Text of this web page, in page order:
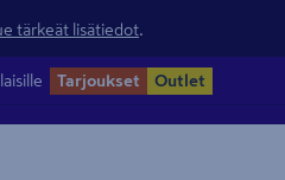
tärkeät lisätiedot
Tarjoukset Outlet